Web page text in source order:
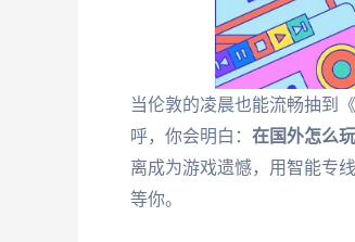
当伦敦的凌晨也能流畅抽到
呼，你会明白： 在国外怎么
离成为游戏遗憾，用智能专
等你。